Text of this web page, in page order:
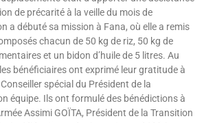
de précarité à la veille du mois de
a débuté sa mission à Fana, où elle a remis
chacun de 50 kg de riz, 50 kg de
et un bidon d’huile de 5 litres. Au
bénéficiaires ont exprimé leur gratitude à
spécial du Président de la
équipe. Ils ont formulé des bénédictions à
Assimi GOÏTA, Président de la Transition